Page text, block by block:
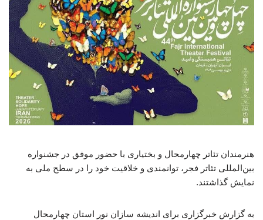
هنرمندان تئاتر چهارمحال و بختیاری با حضور موفق در جشنواره
بین‌المللی تئاتر فجر، توانمندی و خلاقیت خود را در سطح ملی به
نمایش گذاشتند.
به گزارش خبرگزاری برای اندیشه سازان نور استان چهارمحال